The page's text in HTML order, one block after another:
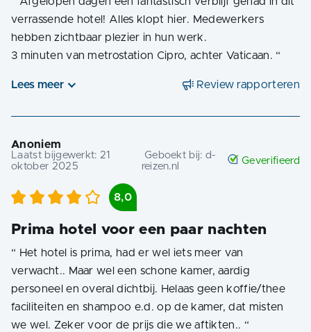
verrassende hotel! Alles klopt hier. Medewerkers
hebben zichtbaar plezier in hun werk.
3 minuten van metrostation Cipro, achter Vaticaan. “
Lees meer Review rapporteren
Anoniem
Laatst bijgewerkt: 21
oktober 2025
Geboekt bij:d-
reizen.nl
Geverifieerd
8,0
Prima hotel voor een paar nachten
“ Het hotel is prima, had er wel iets meer van
verwacht.. Maar wel een schone kamer, aardig
personeel en overal dichtbij. Helaas geen koffie/thee
faciliteiten en shampoo e.d. op de kamer, dat misten
we wel. Zeker voor de prijs die we aftikten.. “